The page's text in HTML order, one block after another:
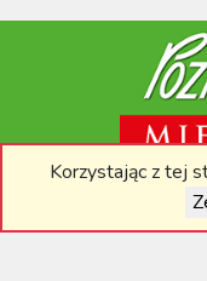
POZNAJ ŚWIAT
Korzystając z tej